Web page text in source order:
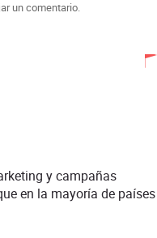
un comentario.
y campañas
en la mayoría de países